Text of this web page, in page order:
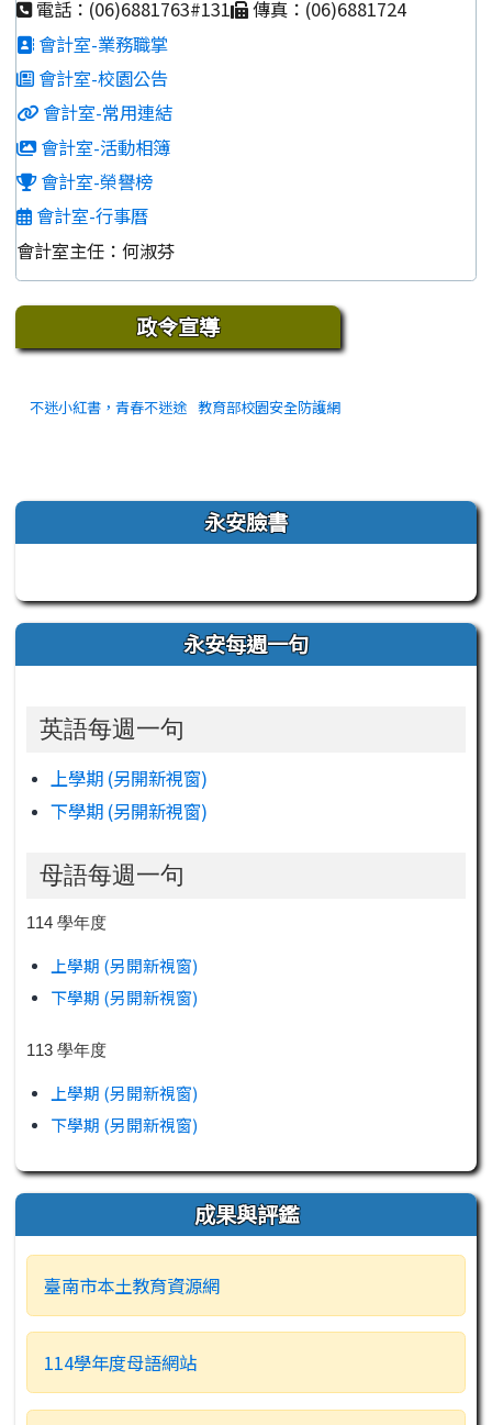
電話：(06)6881763#131
傳真：(06)6881724
會計室-業務職掌
會計室-校園公告
會計室-常用連結
會計室-活動相簿
會計室-榮譽榜
會計室-行事曆
會計室主任：何淑芬
下中區域內容政令宣導
不迷小紅書，青春不迷途 教育部校園安全防護網
左邊區域內容 永安臉書
永安每週一句
英語每週一句
上學期 (另開新視窗)
下學期 (另開新視窗)
母語每週一句
114 學年度
上學期 (另開新視窗)
下學期 (另開新視窗)
113 學年度
上學期 (另開新視窗)
下學期 (另開新視窗)
成果與評鑑
臺南市本土教育資源網
114學年度母語網站